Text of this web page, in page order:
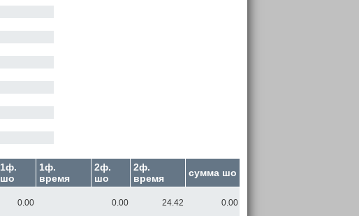
1ф.
шо
1ф.
время
2ф.
шо
2ф.
время
сумма шо
0.00 0.00 24.42 0.00